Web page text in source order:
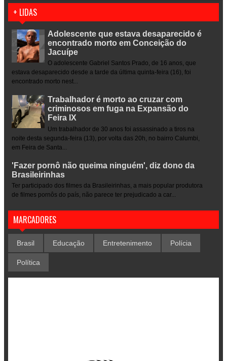
+ LIDAS
Adolescente que estava desaparecido é
encontrado morto em Conceição do
Jacuípe
O adolescente Gabriel Santos Prado, de 16 anos, que
estava desaparecido desde a tarde da última quinta-feira (16), foi
encontrado morto nest...
Trabalhador é morto ao cruzar com
criminosos em fuga na Expansão do
Feira IX
Um trabalhador de 30 anos foi assassinado a tiros na
noite desta segunda-feira (13), por volta das 20h, no bairro Calumbi,
em Feira de Santa...
'Fazer pornô não queima ninguém', diz dono da
Brasileirinhas
Ter participado dos filmes da Brasileirinhas, a mais popular produtora
de filmes pornôs do país, não parece ter prejudicado a car...
MARCADORES
Brasil Educação Entretenimento Polícia
Política